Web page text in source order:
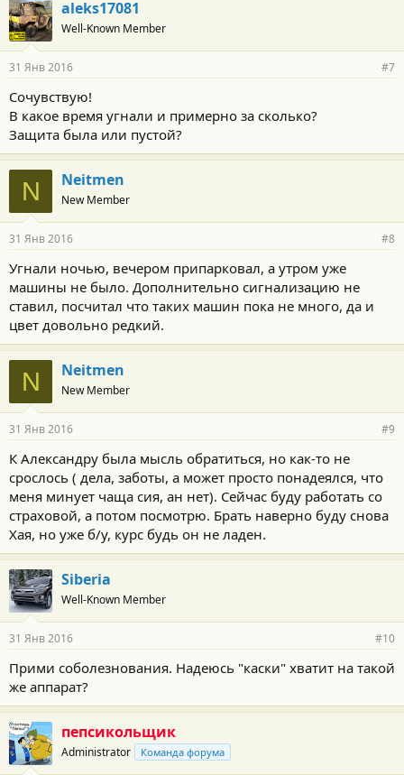
о
д
а
н
с
т
и
aleks17081
Well-Known Member
31 Янв 2016 #7
Сочувствую!
В какое время угнали и примерно за сколько?
Защита была или пустой?
N Neitmen
New Member
31 Янв 2016 #8
Угнали ночью, вечером припарковал, а утром уже
машины не было. Дополнительно сигнализацию не
ставил, посчитал что таких машин пока не много, да и
цвет довольно редкий.
N Neitmen
New Member
31 Янв 2016 #9
К Александру была мысль обратиться, но как-то не
срослось ( дела, заботы, а может просто понадеялся, что
меня минует чаща сия, ан нет). Сейчас буду работать со
страховой, а потом посмотрю. Брать наверно буду снова
Хая, но уже б/у, курс будь он не ладен.
Siberia
Well-Known Member
31 Янв 2016 #10
Прими соболезнования. Надеюсь "каски" хватит на такой
же аппарат?
пепсикольщик
Administrator Команда форума